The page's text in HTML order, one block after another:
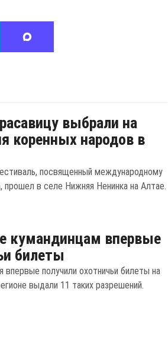
выбрали на
коренных народов в
посвященный международному
в селе Нижняя Ненинка на Алтае.
кумандинцам впервые
билеты
впервые получили охотничьи билеты на
выдали 11 таких разрешений.